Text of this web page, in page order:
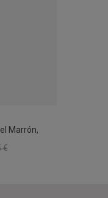
Marrón,
Serraje.
€